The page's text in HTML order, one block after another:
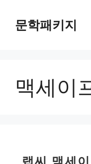
문학패키지
맥세이